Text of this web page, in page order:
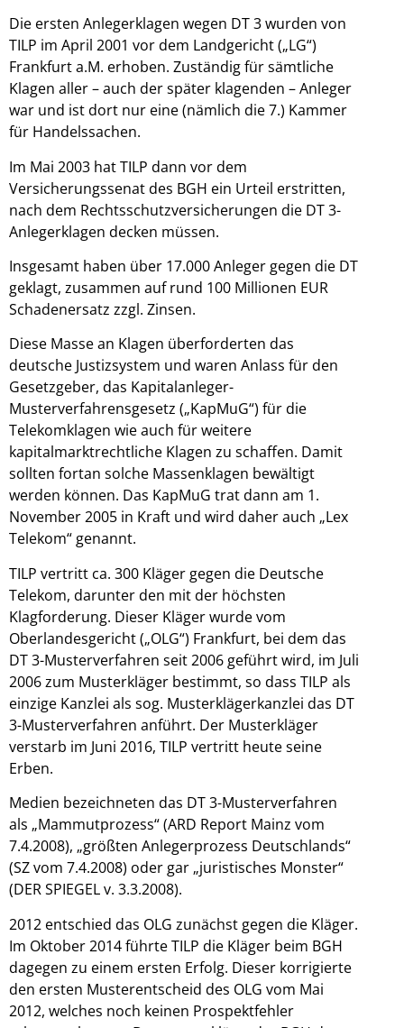
Die ersten Anlegerklagen wegen DT 3 wurden von
TILP im April 2001 vor dem Landgericht („LG“)
Frankfurt a.M. erhoben. Zuständig für sämtliche
Klagen aller – auch der später klagenden – Anleger
war und ist dort nur eine (nämlich die 7.) Kammer
für Handelssachen.
Im Mai 2003 hat TILP dann vor dem
Versicherungssenat des BGH ein Urteil erstritten,
nach dem Rechtsschutzversicherungen die DT 3-
Anlegerklagen decken müssen.
Insgesamt haben über 17.000 Anleger gegen die DT
geklagt, zusammen auf rund 100 Millionen EUR
Schadenersatz zzgl. Zinsen.
Diese Masse an Klagen überforderten das
deutsche Justizsystem und waren Anlass für den
Gesetzgeber, das Kapitalanleger-
Musterverfahrensgesetz („KapMuG“) für die
Telekomklagen wie auch für weitere
kapitalmarktrechtliche Klagen zu schaffen. Damit
sollten fortan solche Massenklagen bewältigt
werden können. Das KapMuG trat dann am 1.
November 2005 in Kraft und wird daher auch „Lex
Telekom“ genannt.
TILP vertritt ca. 300 Kläger gegen die Deutsche
Telekom, darunter den mit der höchsten
Klagforderung. Dieser Kläger wurde vom
Oberlandesgericht („OLG“) Frankfurt, bei dem das
DT 3-Musterverfahren seit 2006 geführt wird, im Juli
2006 zum Musterkläger bestimmt, so dass TILP als
einzige Kanzlei als sog. Musterklägerkanzlei das DT
3-Musterverfahren anführt. Der Musterkläger
verstarb im Juni 2016, TILP vertritt heute seine
Erben.
Medien bezeichneten das DT 3-Musterverfahren
als „Mammutprozess“ (ARD Report Mainz vom
7.4.2008), „größten Anlegerprozess Deutschlands“
(SZ vom 7.4.2008) oder gar „juristisches Monster“
(DER SPIEGEL v. 3.3.2008).
2012 entschied das OLG zunächst gegen die Kläger.
Im Oktober 2014 führte TILP die Kläger beim BGH
dagegen zu einem ersten Erfolg. Dieser korrigierte
den ersten Musterentscheid des OLG vom Mai
2012, welches noch keinen Prospektfehler